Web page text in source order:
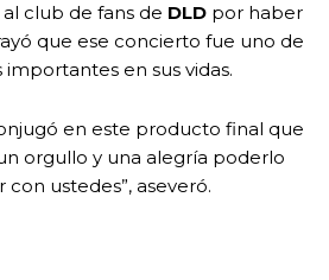
club de fans de DLD por haber
que ese concierto fue uno de
importantes en sus vidas.
en este producto final que
orgullo y una alegría poderlo
ustedes”, aseveró.